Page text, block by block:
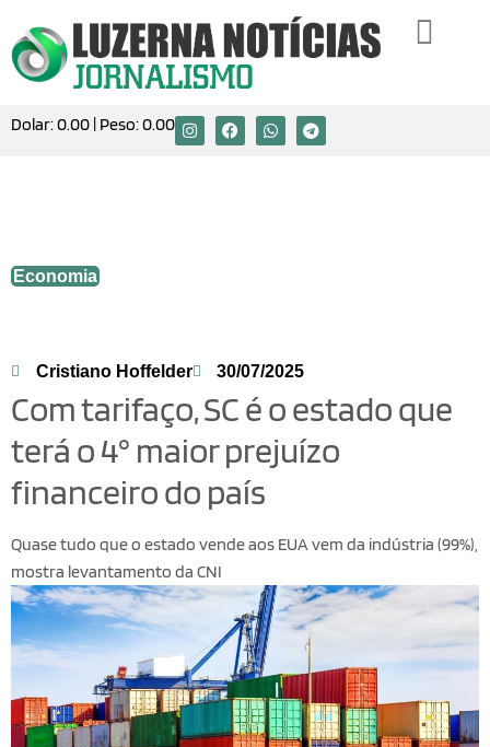
Dolar:0.00 | Peso:0.00
Economia
Cristiano Hoffelder 30/07/2025
Com tarifaço, SC é o estado que
terá o 4° maior prejuízo
financeiro do país
Quase tudo que o estado vende aos EUA vem da indústria (99%),
mostra levantamento da CNI